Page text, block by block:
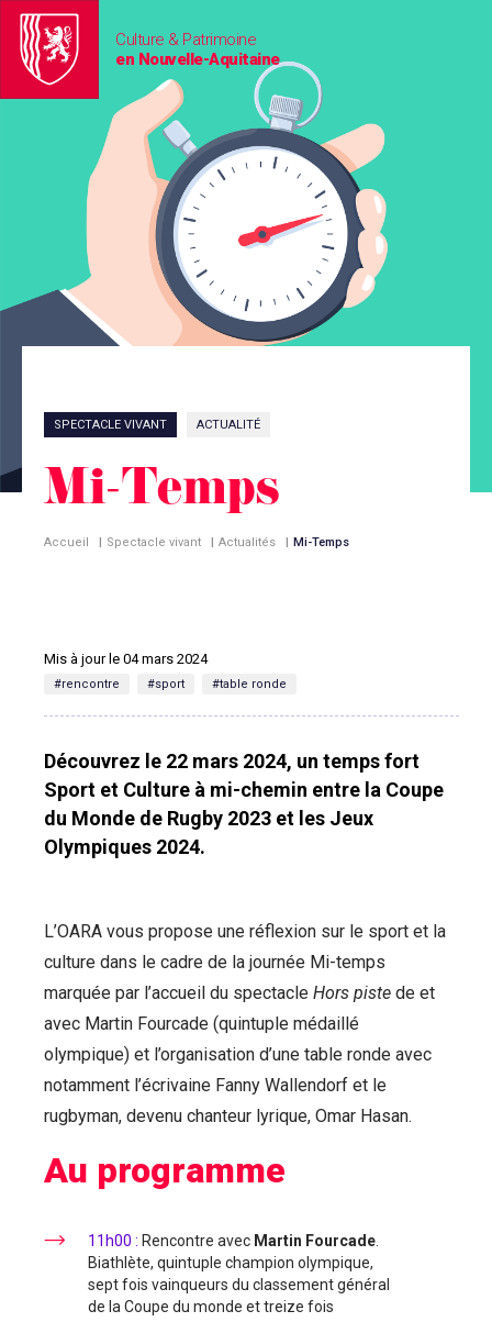
Culture & Patrimoine
en Nouvelle-Aquitaine
SPECTACLE VIVANT ACTUALITÉ
Mi-Temps
Accueil | Spectacle vivant | Actualités | Mi-Temps
Mis à jour le 04 mars 2024
#rencontre #sport #table ronde
Découvrez le 22 mars 2024, un temps fort
Sport et Culture à mi-chemin entre la Coupe
du Monde de Rugby 2023 et les Jeux
Olympiques 2024.
L’OARA vous propose une réflexion sur le sport et la
culture dans le cadre de la journée Mi-temps
marquée par l’accueil du spectacle Hors piste de et
avec Martin Fourcade (quintuple médaillé
olympique) et l’organisation d’une table ronde avec
notamment l’écrivaine Fanny Wallendorf et le
rugbyman, devenu chanteur lyrique, Omar Hasan.
Au programme
11h00 : Rencontre avec Martin Fourcade
Biathlète, quintuple champion olympique,
sept fois vainqueurs du classement général
de la Coupe du monde et treize fois